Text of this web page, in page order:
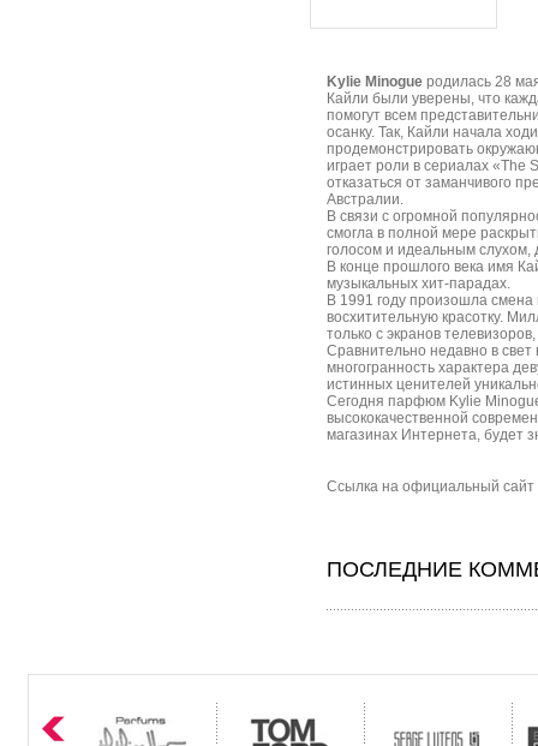
Kylie Minogue родилась 28
Кайли были уверены, что
помогут всем
осанку. Так, Кайли начала
продемонстрировать
играет роли в сериалах «The
отказаться от заманчивого
Австралии.
В связи с огромной
смогла в полной мере
голосом и идеальным слухом,
В конце прошлого века имя
музыкальных хит-парадах.
В 1991 году произошла
восхитительную красотку.
только с экранов
Сравнительно недавно в
многогранность характера
истинных ценителей
Сегодня парфюм Kylie
высококачественной
магазинах Интернета, будет
Сcылка на официальный сайт
ПОСЛЕДНИЕ